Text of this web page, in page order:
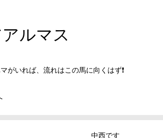
ルマス
がいれば、流れはこの馬に向くはず❗
中西です